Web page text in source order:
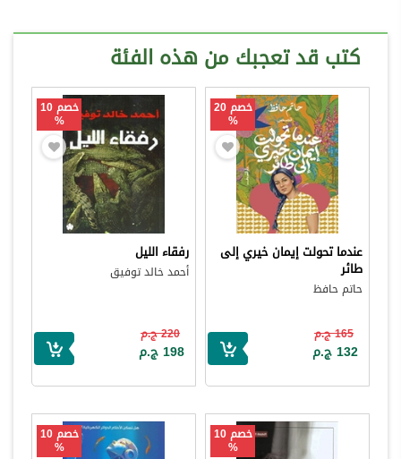
كتب قد تعجبك من هذه الفئة
خصم 20
%
عندما تحولت إيمان خيري إلى
طائر
حاتم حافظ
165 ج.م
132 ج.م
خصم 10
%
رفقاء الليل
أحمد خالد توفيق
220 ج.م
198 ج.م
خصم 10
%
خصم 10
%